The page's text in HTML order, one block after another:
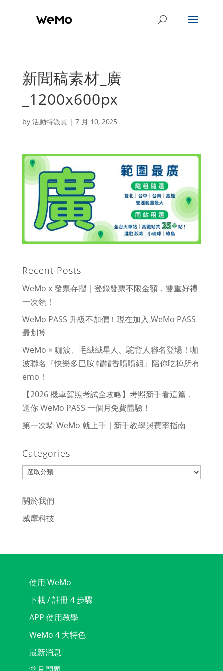
新聞稿素材_廣
_1200x600px
by 活動特派員 | 7 月 10, 2025
Recent Posts
WeMo x 發票存摺｜登錄發票不限金額，雙重好禮
一次領！
WeMo PASS 升級不加價！現在加入 WeMo PASS
最划算
WeMo × 咖波、毛絨絨星人、駝背人聯名登場！咖
波聯名『快樂多巴胺 帽帽香噴噴組』陪你吃掉所有
emo！
【2026 機車駕照考試全攻略】考照新手看這篇，
送你 WeMo PASS 一個月免費體驗！
第一次騎 WeMo 就上手｜新手教學與費率指南
Categories
Categories
關於我們
威摩科技
使用 WeMo
下載 / 註冊 4 步驟
APP 使用教學
WeMo 4 大特色
最新消息